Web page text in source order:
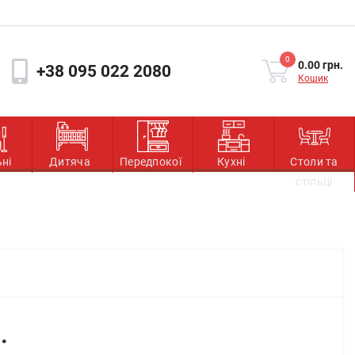
+38 095 022 2080
0 0.00 грн.
Кошик
Дитяча Передпокої Кухні
Столи та
стільці